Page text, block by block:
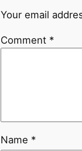
Your email
Comment *
Name *